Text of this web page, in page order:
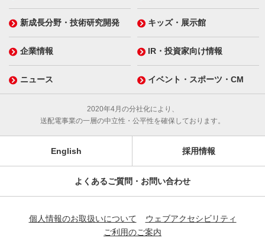
新成長分野・技術研究開発 キッズ・展示館
企業情報 IR・投資家向け情報
ニュース イベント・スポーツ・CM
2020年4月の分社化により、
送配電事業の一層の中立性・公平性を確保しております。
English 採用情報
よくあるご質問・お問い合わせ
個人情報のお取扱いについて
ウェブアクセシビリティ
ご利用のご案内